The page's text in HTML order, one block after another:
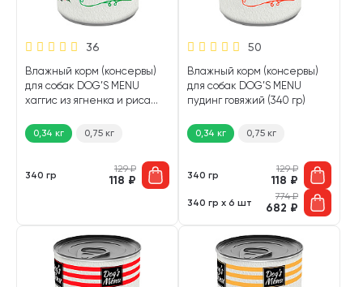
36
Влажный корм (консервы)
для собак DOG’S MENU
хаггис из ягненка и риса
0,34 кг 0,75 кг
340 гр
129₽
118 ₽
50
Влажный корм (консервы)
для собак DOG’S MENU
пудинг говяжий (340 гр)
0,34 кг 0,75 кг
340 гр
129₽
118 ₽
340 гр х 6 шт
774₽
682 ₽